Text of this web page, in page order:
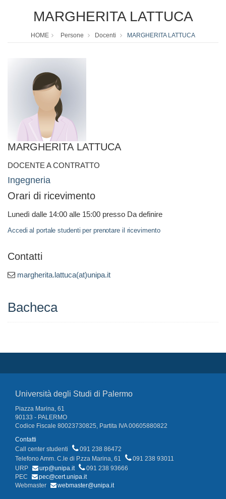
MARGHERITA LATTUCA
HOME Persone Docenti MARGHERITA LATTUCA
MARGHERITA LATTUCA
DOCENTE A CONTRATTO
Ingegneria
Orari di ricevimento
Lunedì dalle 14:00 alle 15:00 presso Da definire
Accedi al portale studenti per prenotare il ricevimento
Contatti
margherita.lattuca(at)unipa.it
Bacheca
Università degli Studi di Palermo
Piazza Marina, 61
90133 - PALERMO
Codice Fiscale 80023730825, Partita IVA 00605880822
Contatti
Call center studenti
091 238 86472
Telefono Amm. C.le di P.zza Marina, 61
091 238 93011
URP
urp@unipa.it
091 238 93666
PEC
pec@cert.unipa.it
Webmaster
webmaster@unipa.it